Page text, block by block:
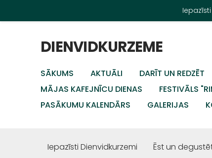
DIENVIDKURZEME
SĀKUMS AKTUĀLI DARĪT UN REDZĒT
MĀJAS KAFEJNĪCU DIENAS
FESTIVĀLS
PASĀKUMU KALENDĀRS
GALERIJAS
Iepazīsti Dienvidkurzemi Ēst un